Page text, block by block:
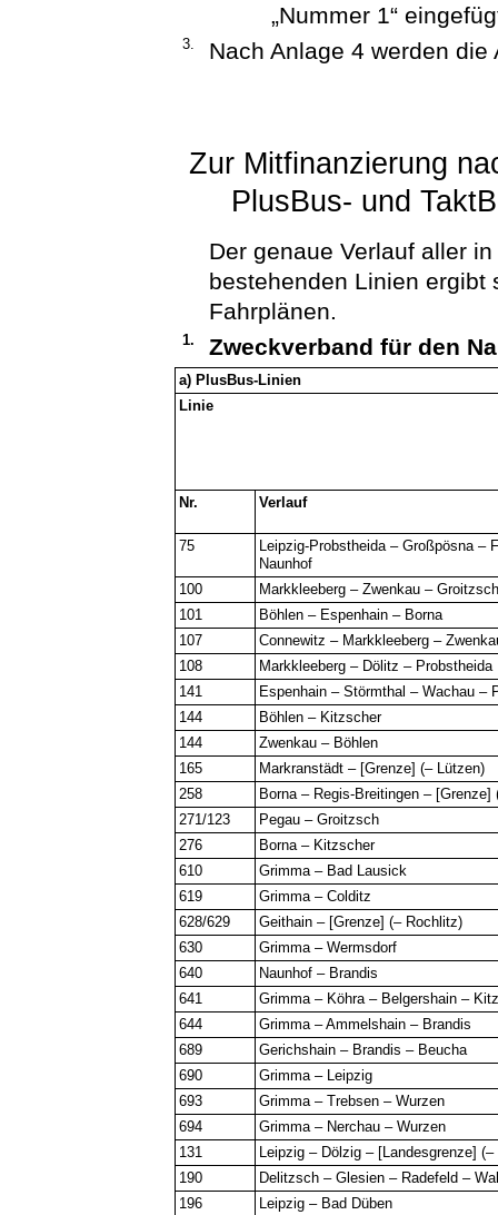
„Nummer 1“
3. Nach Anlage 4 werden
Zur Mitfinanzierung
PlusBus- und
Der genaue Verlauf aller
bestehenden Linien ergibt
Fahrplänen.
1. Zweckverband für den
a) PlusBus-Linien
Linie
Nr. Verlauf
75
Leipzig-Probstheida – Großpösna –
Naunhof
100
Markkleeberg – Zwenkau –
101
Böhlen – Espenhain – Borna
107
Connewitz – Markkleeberg –
108
Markkleeberg – Dölitz – Probstheida
141
Espenhain – Störmthal – Wachau –
144
Böhlen – Kitzscher
144
Zwenkau – Böhlen
165
Markranstädt – [Grenze] (– Lützen)
258
Borna – Regis-Breitingen – [Grenze]
271/123
Pegau – Groitzsch
276
Borna – Kitzscher
610
Grimma – Bad Lausick
619
Grimma – Colditz
628/629
Geithain – [Grenze] (– Rochlitz)
630
Grimma – Wermsdorf
640
Naunhof – Brandis
641
Grimma – Köhra – Belgershain –
644
Grimma – Ammelshain – Brandis
689
Gerichshain – Brandis – Beucha
690
Grimma – Leipzig
693
Grimma – Trebsen – Wurzen
694
Grimma – Nerchau – Wurzen
131
Leipzig – Dölzig – [Landesgrenze] (–
190
Delitzsch – Glesien – Radefeld –
196
Leipzig – Bad Düben